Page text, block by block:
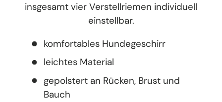
insgesamt vier Verstellriemen individuell
einstellbar.
komfortables Hundegeschirr
leichtes Material
gepolstert an Rücken, Brust und
Bauch